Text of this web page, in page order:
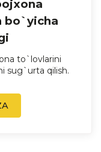
bo`yicha
to`lovlarini
sug`urta qilish.